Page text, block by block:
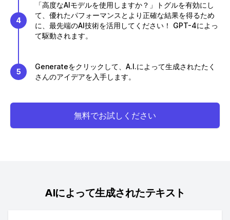
4
「高度なAIモデルを使用しますか？」トグルを有効にし
て、優れたパフォーマンスとより正確な結果を得るため
に、最先端のAI技術を活用してください！ GPT-4によっ
て駆動されます。
5
Generateをクリックして、A.I.によって生成されたたく
さんのアイデアを入手します。
無料でお試しください
AIによって生成されたテキスト